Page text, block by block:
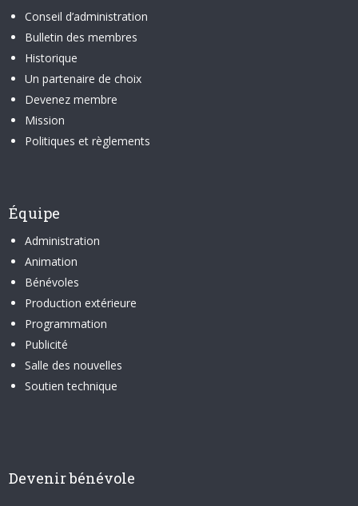
Conseil d’administration
Bulletin des membres
Historique
Un partenaire de choix
Devenez membre
Mission
Politiques et règlements
Équipe
Administration
Animation
Bénévoles
Production extérieure
Programmation
Publicité
Salle des nouvelles
Soutien technique
Devenir bénévole